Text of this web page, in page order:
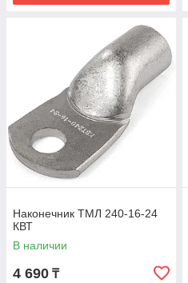
Наконечник ТМЛ 240-16-24
КВТ
В наличии
4 690 ₸